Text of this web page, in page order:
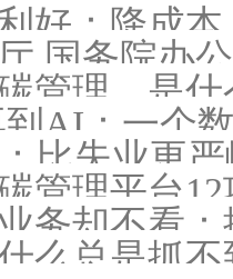
好：降成
国务院办
管理，是
到AI：一个
比失业更
管理平台
务却不看
么总是抓